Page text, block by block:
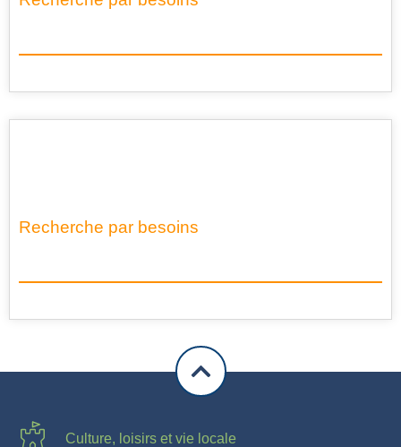
Recherche par besoins
Culture, loisirs et vie locale